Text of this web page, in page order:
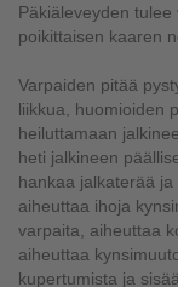
Päkiäleveyden
poikittaisen kaaren
Varpaiden pitää
liikkua, huomioiden
heiluttamaan
heti jalkineen
hankaa jalkaterää
aiheuttaa ihoja
varpaita, aiheuttaa
aiheuttaa
kupertumista ja